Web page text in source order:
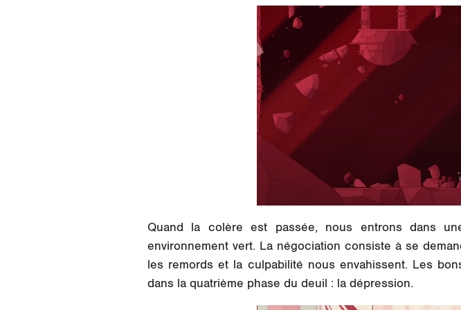
Quand la colère est passée, nous entrons dans
environnement vert. La négociation consiste à se
les remords et la culpabilité nous envahissent. Les
dans la quatrième phase du deuil : la dépression.